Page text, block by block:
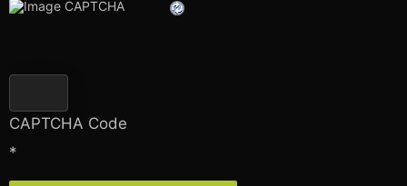
CAPTCHA Code
*